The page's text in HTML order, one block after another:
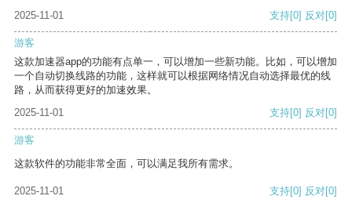
2025-11-01
支持[0] 反对[0]
游客
这款加速器app的功能有点单一，可以增加一些新功能。比如，可以增加
一个自动切换线路的功能，这样就可以根据网络情况自动选择最优的线
路，从而获得更好的加速效果。
2025-11-01
支持[0] 反对[0]
游客
这款软件的功能非常全面，可以满足我所有需求。
2025-11-01 支持[0] 反对[0]